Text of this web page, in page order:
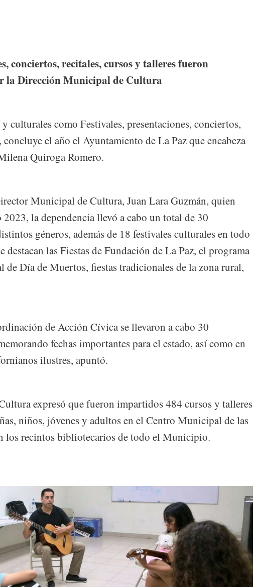
conciertos, recitales, cursos y talleres fueron
la Dirección Municipal de Cultura
culturales como Festivales, presentaciones, conciertos,
el año el Ayuntamiento de La Paz que encabeza
Quiroga Romero.
Municipal de Cultura, Juan Lara Guzmán, quien
la dependencia llevó a cabo un total de 30
géneros, además de 18 festivales culturales en todo
las Fiestas de Fundación de La Paz, el programa
de Día de Muertos, fiestas tradicionales de la zona rural,
de Acción Cívica se llevaron a cabo 30
fechas importantes para el estado, así como en
ilustres, apuntó.
expresó que fueron impartidos 484 cursos y talleres
niños, jóvenes y adultos en el Centro Municipal de las
los recintos bibliotecarios de todo el Municipio.